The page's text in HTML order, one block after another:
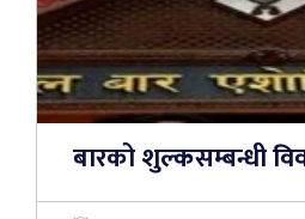
बारको शुल्कसम्बन्धी